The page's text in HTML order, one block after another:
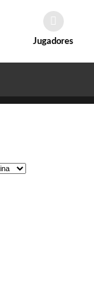
Jugadores